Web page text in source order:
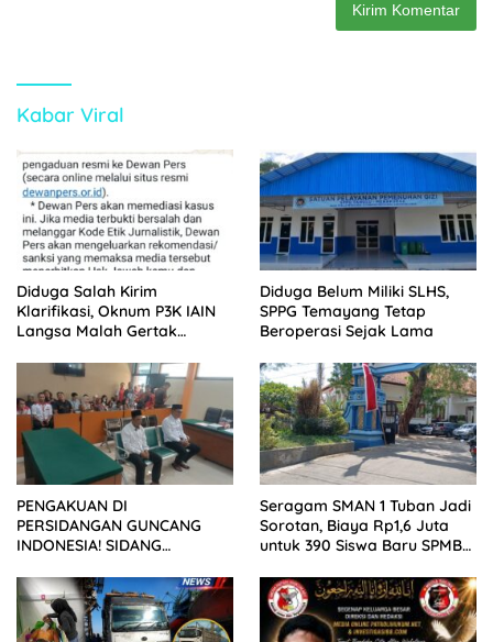
Kabar Viral
Diduga Salah Kirim
Klarifikasi, Oknum P3K IAIN
Langsa Malah Gertak
Diduga Belum Miliki SLHS,
SPPG Temayang Tetap
Beroperasi Sejak Lama
PENGAKUAN DI
PERSIDANGAN GUNCANG
INDONESIA! SIDANG
KELUARGA KORBAN
MENGAMUK DI PN MALANG
Seragam SMAN 1 Tuban Jadi
Sorotan, Biaya Rp1,6 Juta
untuk 390 Siswa Baru SPMB